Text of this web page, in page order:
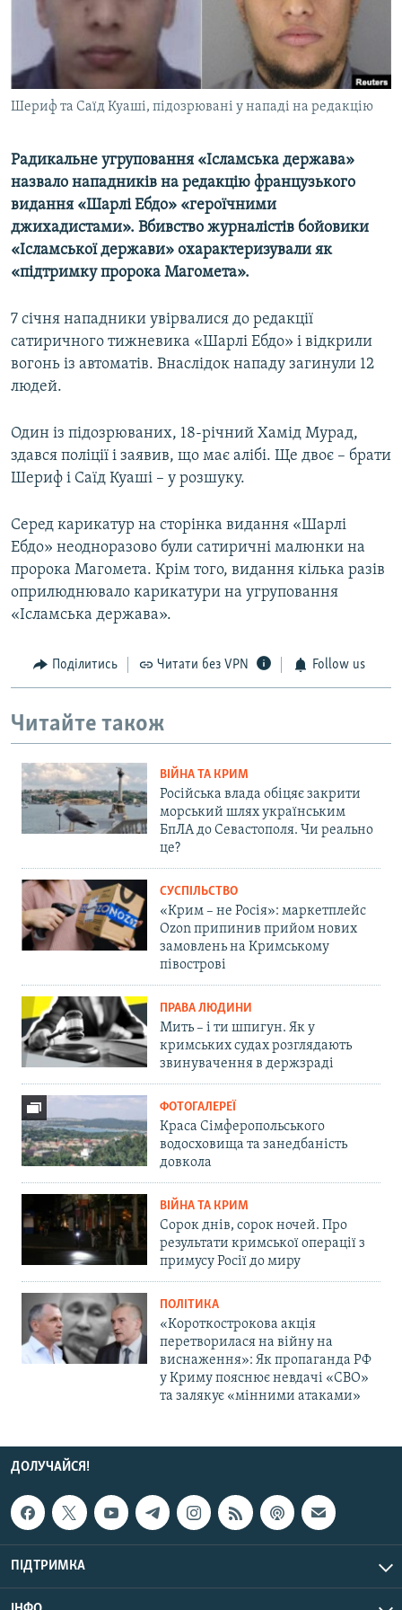
ВІДЕОУРОКИ «ELIFBE»
СВІДЧЕННЯ ОКУПАЦІЇ
УКРАЇНСЬКА ПРОБЛЕМА КРИМУ
ІНФОГРАФІКА
Русский
Qırımtatar
ДОЛУЧАЙСЯ!
Усі сайти RFE/RL
Шериф та Саїд Куаші, підозрювані у нападі на редакцію
Радикальне угруповання «Ісламська держава»
назвало нападників на редакцію французького
видання «Шарлі Ебдо» «героїчними
джихадистами». Вбивство журналістів бойовики
«Ісламської держави» охарактеризували як
«підтримку пророка Магомета».
7 січня нападники увірвалися до редакції
сатиричного тижневика «Шарлі Ебдо» і відкрили
вогонь із автоматів. Внаслідок нападу загинули 12
людей.
Один із підозрюваних, 18-річний Хамід Мурад,
здався поліції і заявив, що має алібі. Ще двоє – брати
Шериф і Саїд Куаші – у розшуку.
Серед карикатур на сторінка видання «Шарлі
Ебдо» неодноразово були сатиричні малюнки на
пророка Магомета. Крім того, видання кілька разів
оприлюднювало карикатури на угруповання
«Ісламська держава».
Поділитись Читати без VPN Follow us
Читайте також
ВІЙНА ТА КРИМ
Російська влада обіцяє закрити
морський шлях українським
БпЛА до Севастополя. Чи реально
це?
СУСПІЛЬСТВО
«Крим – не Росія»: маркетплейс
Ozon припинив прийом нових
замовлень на Кримському
півострові
ПРАВА ЛЮДИНИ
Мить – і ти шпигун. Як у
кримських судах розглядають
звинувачення в держзраді
ФОТОГАЛЕРЕЇ
Краса Сімферопольського
водосховища та занедбаність
довкола
ВІЙНА ТА КРИМ
Сорок днів, сорок ночей. Про
результати кримської операції з
примусу Росії до миру
ПОЛІТИКА
«Короткострокова акція
перетворилася на війну на
виснаження»: Як пропаганда РФ
у Криму пояснює невдачі «СВО»
та залякує «мінними атаками»
ДОЛУЧАЙСЯ!
ПІДТРИМКА